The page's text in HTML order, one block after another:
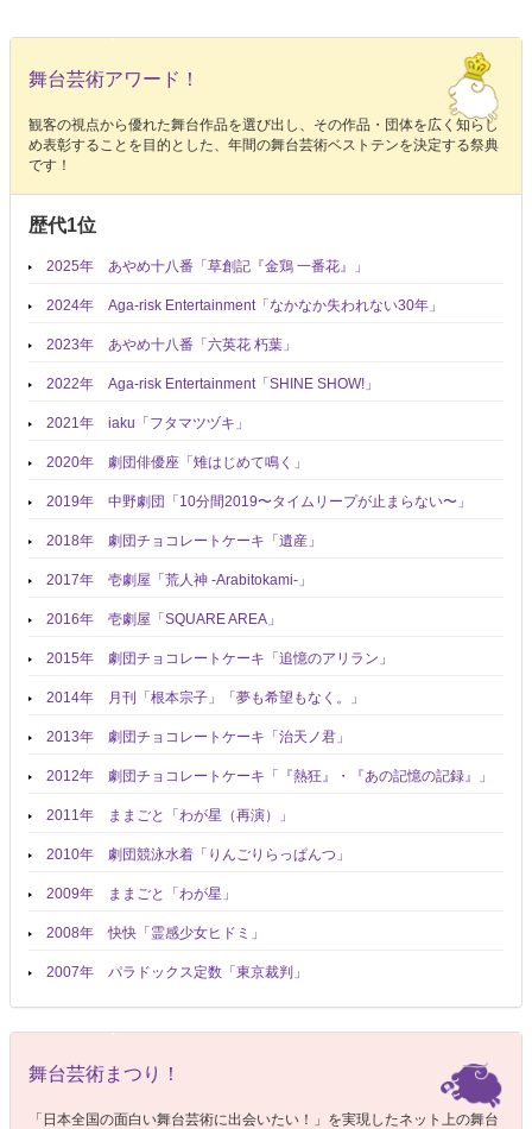
舞台芸術アワード！
観客の視点から優れた舞台作品を選び出し、その作品・団体を広く知らし
め表彰することを目的とした、年間の舞台芸術ベストテンを決定する祭典
です！
歴代1位
2025年 あやめ十八番「草創記『金鶏 一番花』」
2024年 Aga-risk Entertainment「なかなか失われない30年」
2023年 あやめ十八番「六英花 朽葉」
2022年 Aga-risk Entertainment「SHINE SHOW!」
2021年 iaku「フタマツヅキ」
2020年 劇団俳優座「雉はじめて鳴く」
2019年 中野劇団「10分間2019〜タイムリープが止まらない〜」
2018年 劇団チョコレートケーキ「遺産」
2017年 壱劇屋「荒人神 -Arabitokami-」
2016年 壱劇屋「SQUARE AREA」
2015年 劇団チョコレートケーキ「追憶のアリラン」
2014年 月刊「根本宗子」「夢も希望もなく。」
2013年 劇団チョコレートケーキ「治天ノ君」
2012年 劇団チョコレートケーキ「『熱狂』・『あの記憶の記録』」
2011年 ままごと「わが星（再演）」
2010年 劇団競泳水着「りんごりらっぱんつ」
2009年 ままごと「わが星」
2008年 快快「霊感少女ヒドミ」
2007年 パラドックス定数「東京裁判」
舞台芸術まつり！
「日本全国の面白い舞台芸術に出会いたい！」を実現したネット上の舞台